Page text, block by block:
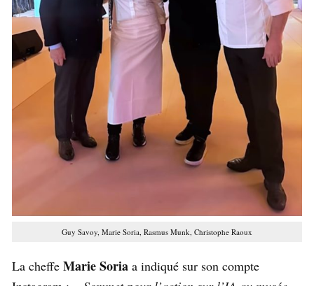
Guy Savoy, Marie Soria, Rasmus Munk, Christophe Raoux
La cheffe Marie Soria a indiqué sur son compte